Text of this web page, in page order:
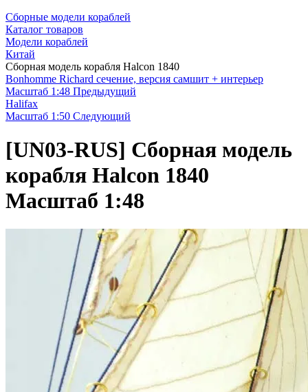
Сборные модели кораблей
Каталог товаров
Модели кораблей
Китай
Сборная модель корабля Halcon 1840
Bonhomme Richard сечение, версия самшит + интерьер
Масштаб 1:48 Предыдущий
Halifax
Масштаб 1:50 Следующий
[UN03-RUS] Сборная модель
корабля Halcon 1840
Масштаб 1:48